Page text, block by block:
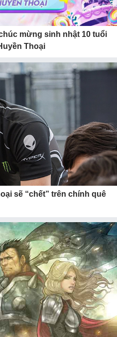
mừng sinh nhật 10 tuổi
Thoại
sẽ “chết” trên chính quê